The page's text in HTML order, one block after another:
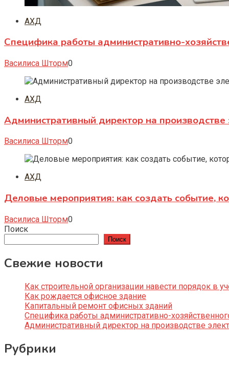
АХД
Специфика работы административно-
Василиса Шторм0
АХД
Административный директор на производстве
Василиса Шторм0
АХД
Деловые мероприятия: как создать событие,
Василиса Шторм0
Поиск
Поиск
Свежие новости
Как строительной организации навести порядок в
Как рождается офисное здание
Капитальный ремонт офисных зданий
Специфика работы административно-
Административный директор на производстве
Рубрики